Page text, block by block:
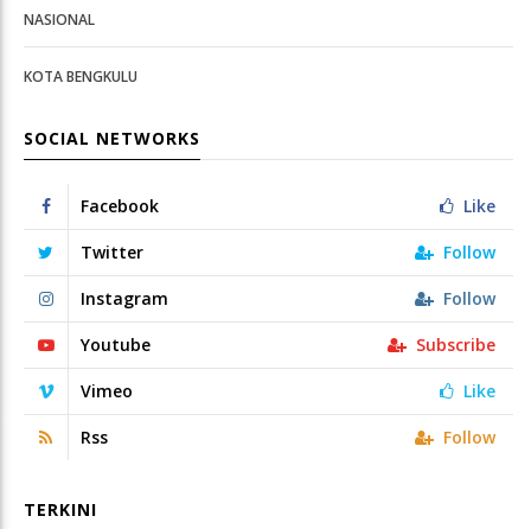
NASIONAL
KOTA BENGKULU
SOCIAL NETWORKS
Facebook Like
Twitter Follow
Instagram Follow
Youtube Subscribe
Vimeo Like
Rss Follow
TERKINI